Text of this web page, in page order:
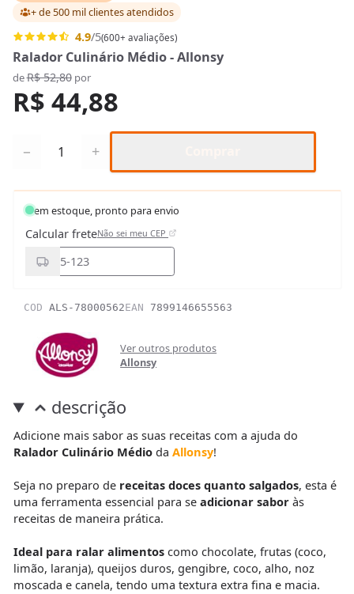
+ de 500 mil clientesatendidos
4.9/5(600+ avaliações)
Ralador Culinário Médio - Allonsy
deR$ 52,80por
R$ 44,88
− +
em estoque, pronto para envio
Calcular freteNão sei meu CEP
COD ALS-78000562EAN 7899146655563
Ver outros produtos
Allonsy
descrição
Adicione mais sabor as suas receitas com a ajuda do
Ralador Culinário Médioda Allonsy!
Seja no preparo de receitas doces quanto salgados, esta é
uma ferramenta essencial para se adicionar saboràs
receitas de maneira prática.
Ideal para ralar alimentoscomo chocolate, frutas (coco,
limão, laranja), queijos duros, gengibre, coco, alho, noz
moscada e canela, tendo uma textura extra fina e macia.